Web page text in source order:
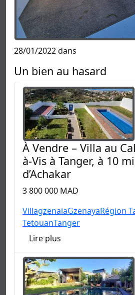
28/01/2022 dans
Un bien au hasard
À Vendre – Villa au
à-Vis à Tanger, à 10
d’Achakar
3 800 000 MAD
VillagzenaiaGzenayaRégion
TetouanTanger
Lire plus